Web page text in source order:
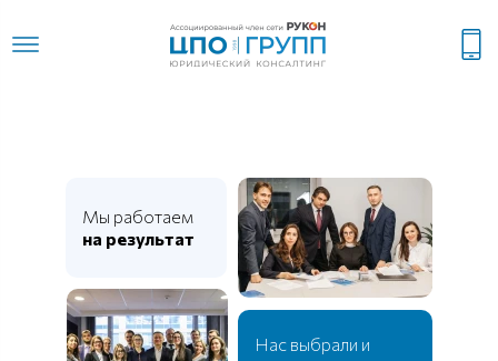
Нас выбрали и
Мы работаем
на результат